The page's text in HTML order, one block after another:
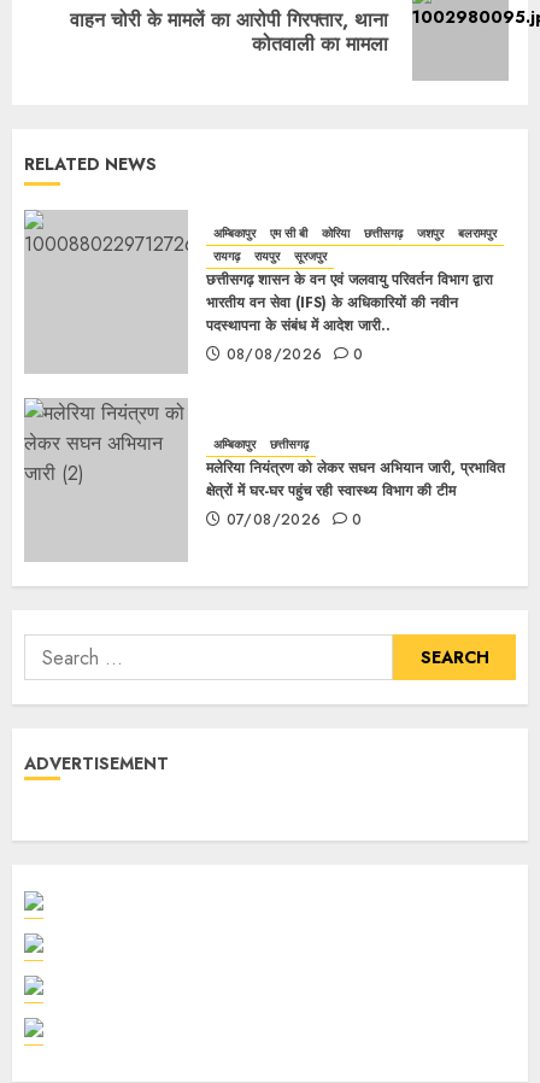
वाहन चोरी के मामलें का आरोपी गिरफ्तार, थाना
कोतवाली का मामला
RELATED NEWS
अम्बिकापुर एम सी बी कोरिया छत्तीसगढ़ जशपुर
बलरामपुर
रायगढ़
रायपुर सूरजपुर
छत्तीसगढ़ शासन के वन एवं जलवायु परिवर्तन विभाग द्वारा
भारतीय वन सेवा (IFS) के अधिकारियों की नवीन
पदस्थापना के संबंध में आदेश जारी..
08/08/2026
0
अम्बिकापुर छत्तीसगढ़
मलेरिया नियंत्रण को लेकर सघन अभियान जारी, प्रभावित
क्षेत्रों में घर-घर पहुंच रही स्वास्थ्य विभाग की टीम
07/08/2026
0
ADVERTISEMENT